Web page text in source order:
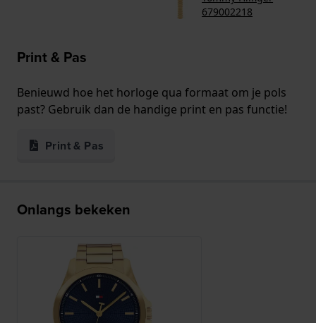
679002218
Print & Pas
Benieuwd hoe het horloge qua formaat om je pols
past? Gebruik dan de handige print en pas functie!
Print & Pas
Onlangs bekeken